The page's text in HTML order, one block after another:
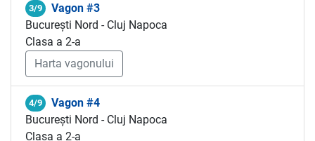
3/9
Vagon #3
București Nord - Cluj Napoca
Clasa a 2-a
Harta vagonului
4/9
Vagon #4
București Nord - Cluj Napoca
Clasa a 2-a